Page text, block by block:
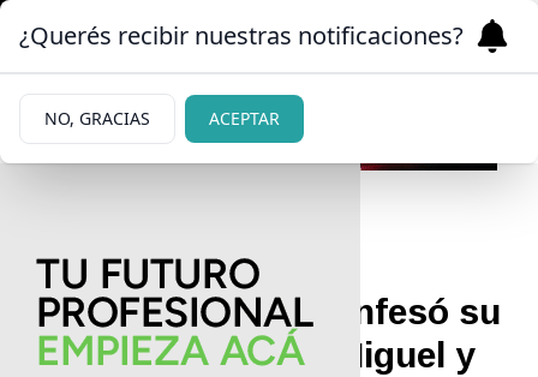
SIGUE LA PELEA | 18/03/2026
Andrea del Boca confesó su
romance con Luis Miguel y
¿Querés recibir nuestras notificaciones?
NO, GRACIAS ACEPTAR